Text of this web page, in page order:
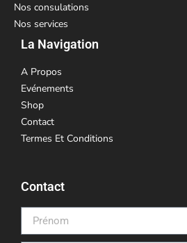
Nos consulations
Nos services
La Navigation
A Propos
Evénements
Shop
Contact
Termes Et Conditions
Contact